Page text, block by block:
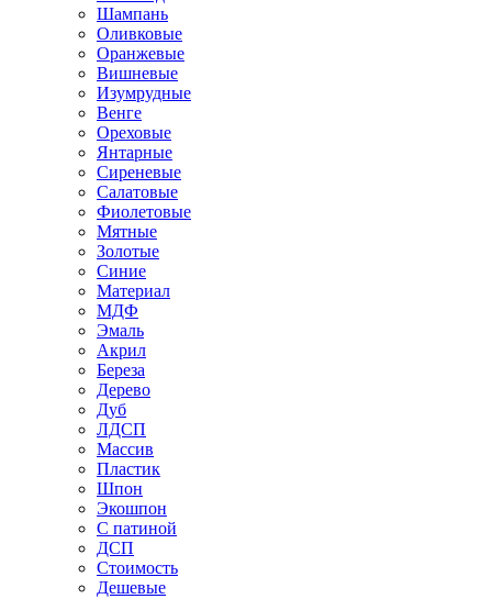
Шампань
Оливковые
Оранжевые
Вишневые
Изумрудные
Венге
Ореховые
Янтарные
Сиреневые
Салатовые
Фиолетовые
Мятные
Золотые
Синие
Материал
МДФ
Эмаль
Акрил
Береза
Дерево
Дуб
ЛДСП
Массив
Пластик
Шпон
Экошпон
С патиной
ДСП
Стоимость
Дешевые